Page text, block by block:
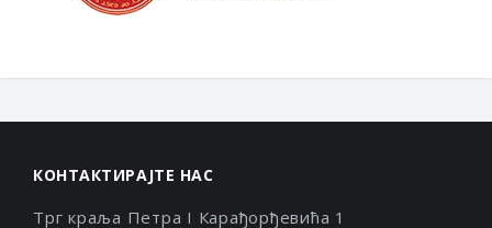
КОНТАКТИРАЈТЕ НАС
Трг краља Петра I Карађорђевића 1